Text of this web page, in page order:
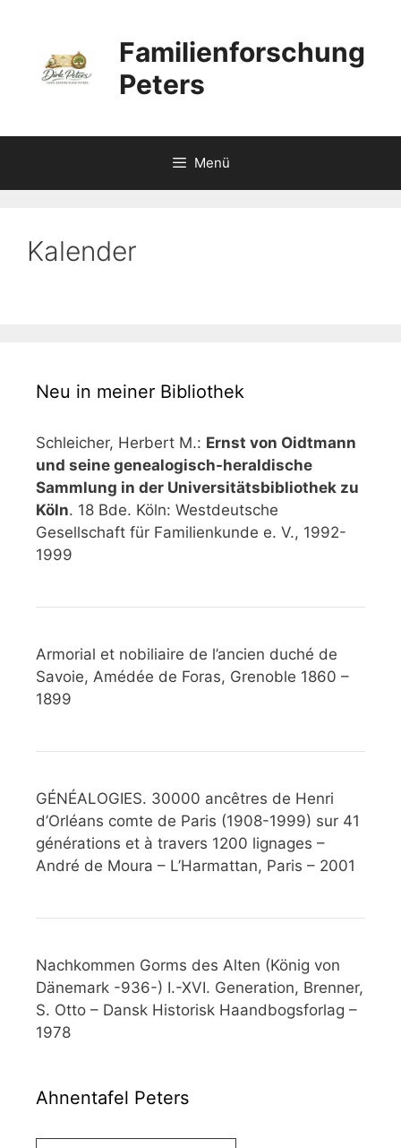
springen
Familienforschung
Peters
Menü
Kalender
Neu in meiner Bibliothek
Schleicher, Herbert M.: Ernst von Oidtmann
und seine genealogisch-heraldische
Sammlung in der Universitätsbibliothek zu
Köln. 18 Bde. Köln: Westdeutsche
Gesellschaft für Familienkunde e. V., 1992-
1999
Armorial et nobiliaire de l’ancien duché de
Savoie, Amédée de Foras, Grenoble 1860 –
1899
GÉNÉALOGIES. 30000 ancêtres de Henri
d’Orléans comte de Paris (1908-1999) sur 41
générations et à travers 1200 lignages –
André de Moura – L’Harmattan, Paris – 2001
Nachkommen Gorms des Alten (König von
Dänemark -936-) I.-XVI. Generation, Brenner,
S. Otto – Dansk Historisk Haandbogsforlag –
1978
Ahnentafel Peters